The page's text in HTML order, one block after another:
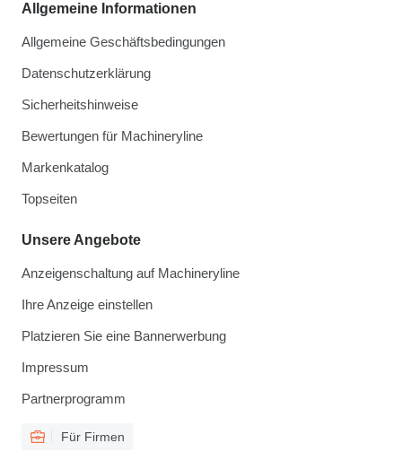
Allgemeine Informationen
Allgemeine Geschäftsbedingungen
Datenschutzerklärung
Sicherheitshinweise
Bewertungen für Machineryline
Markenkatalog
Topseiten
Unsere Angebote
Anzeigenschaltung auf Machineryline
Ihre Anzeige einstellen
Platzieren Sie eine Bannerwerbung
Impressum
Partnerprogramm
Für Firmen